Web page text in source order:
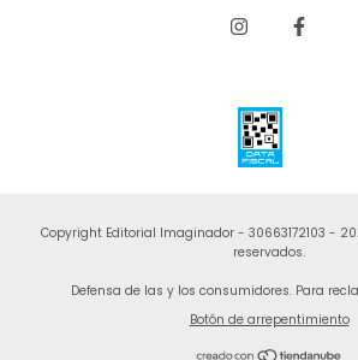
Copyright Editorial Imaginador - 30663172103 -
reservados.
Defensa de las y los consumidores. Para
Botón de arrepentimiento